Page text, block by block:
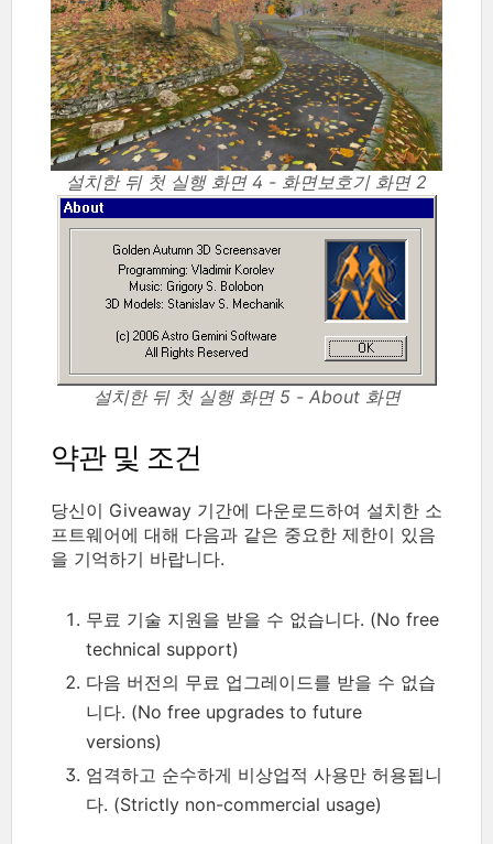
설치한 뒤 첫 실행 화면 4 - 화면보호기 화면 2
설치한 뒤 첫 실행 화면 5 - About 화면
약관 및 조건
당신이 Giveaway 기간에 다운로드하여 설치한 소
프트웨어에 대해 다음과 같은 중요한 제한이 있음
을 기억하기 바랍니다.
무료 기술 지원을 받을 수 없습니다. (No free
technical support)
다음 버전의 무료 업그레이드를 받을 수 없습
니다. (No free upgrades to future
versions)
엄격하고 순수하게 비상업적 사용만 허용됩니
다. (Strictly non-commercial usage)